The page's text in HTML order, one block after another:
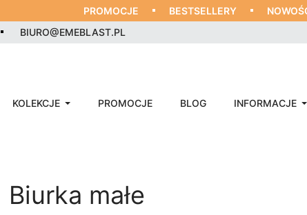
PROMOCJE BESTSELLERY
BIURO@EMEBLAST.PL
KOLEKCJE PROMOCJE BLOG INFORMACJE
Biurka małe